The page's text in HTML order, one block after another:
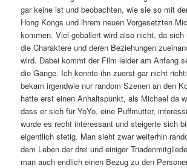
gar keine ist und beobachten, wie sie so mit
Hong Kongs und ihrem neuen Vorgesetzten
kommen. Viel geballert wird also nicht, da sich
die Charaktere und deren Beziehungen
wird. Dabei kommt der Film leider am Anfang
die Gänge. Ich konnte ihn zuerst gar nicht
bekam irgendwie nur random Szenen an den
hatte erst einen Anhaltspunkt, als Michael da
dass er sich für YoYo, eine Puffmutter,
wurde es recht interessant und steigerte sich
eigentlich stetig. Man sieht zwar weiterhin
dem Leben der drei und einiger
man auch endlich einen Bezug zu den